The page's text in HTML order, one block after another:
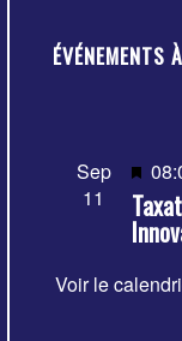
ÉVÉNEMENTS
Sep
11
Mis
en
Voir le